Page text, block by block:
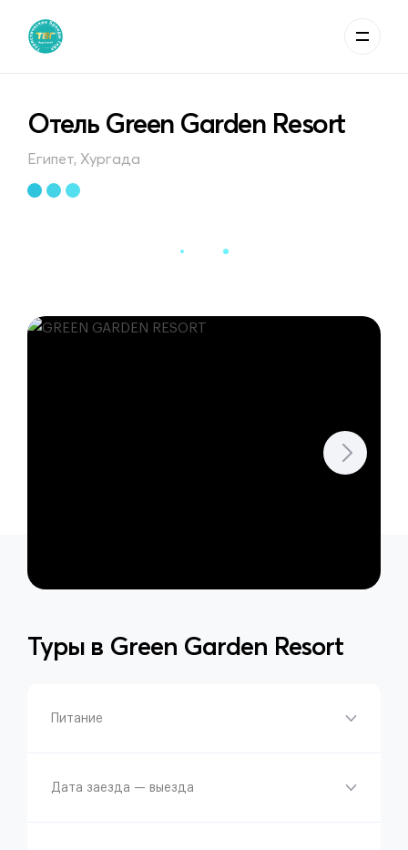
Отель Green Garden Resort
Египет, Хургада
Туры в Green Garden Resort
Питание
Дата заезда — выезда